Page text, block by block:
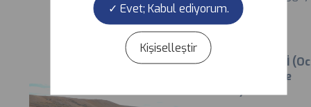
83 30
İKİPINAR TESİSİ
ve Kırma Eleme
Evet; Kabul ediyorum.
Kişiselleştir